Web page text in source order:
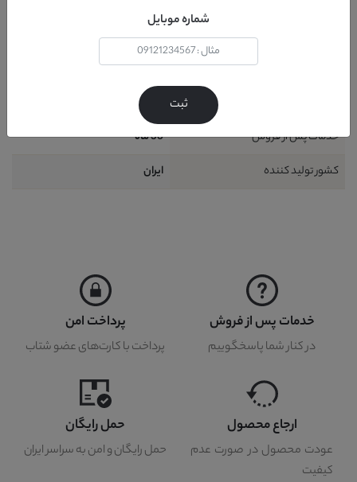
خير
دستمال مرطوب
خدمات پس از فروش
36 ماه
کشور تولید کننده
ايران
خدمات پس از فروش
در کنار شما پاسخگوییم
پرداخت امن
پرداخت با کارت‌های عضو شتاب
ارجاع محصول
عودت محصول در صورت عدم
کیفیت
حمل رایگان
حمل رایگان و امن به سراسر ایران
شماره موبایل
ثبت